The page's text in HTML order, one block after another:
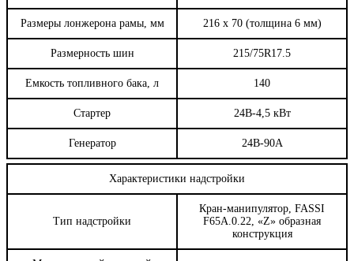
Размеры лонжерона рамы, мм 216 х 70 (толщина 6 мм)
Размерность шин 215/75R17.5
Емкость топливного бака, л 140
Стартер 24В-4,5 кВт
Генератор 24В-90А
Характеристики надстройки
Тип надстройки
Кран-манипулятор, FASSI
F65A.0.22, «Z» образная
конструкция